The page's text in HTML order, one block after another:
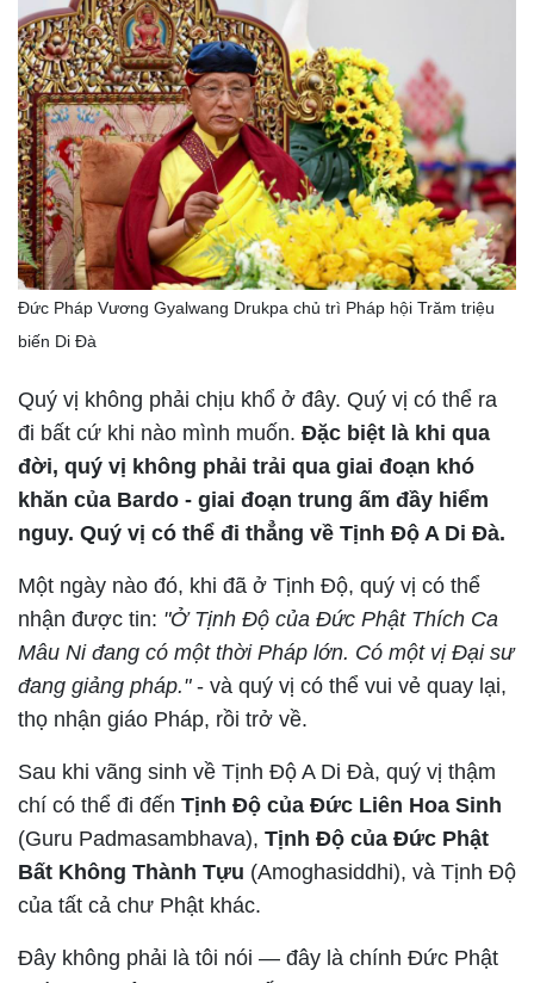
Đức Pháp Vương Gyalwang Drukpa chủ trì Pháp hội Trăm triệu
biến Di Đà
Quý vị không phải chịu khổ ở đây. Quý vị có thể ra
đi bất cứ khi nào mình muốn. Đặc biệt là khi qua
đời, quý vị không phải trải qua giai đoạn khó
khăn của Bardo - giai đoạn trung ấm đầy hiểm
nguy. Quý vị có thể đi thẳng về Tịnh Độ A Di Đà.
Một ngày nào đó, khi đã ở Tịnh Độ, quý vị có thể
nhận được tin: "Ở Tịnh Độ của Đức Phật Thích Ca
Mâu Ni đang có một thời Pháp lớn. Có một vị Đại sư
đang giảng pháp."- và quý vị có thể vui vẻ quay lại,
thọ nhận giáo Pháp, rồi trở về.
Sau khi vãng sinh về Tịnh Độ A Di Đà, quý vị thậm
chí có thể đi đến Tịnh Độ của Đức Liên Hoa Sinh
(Guru Padmasambhava), Tịnh Độ của Đức Phật
Bất Không Thành Tựu (Amoghasiddhi), và Tịnh Độ
của tất cả chư Phật khác.
Đây không phải là tôi nói — đây là chính Đức Phật